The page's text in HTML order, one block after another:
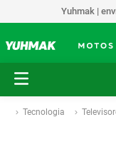
Yuhmak |
Tecnologia